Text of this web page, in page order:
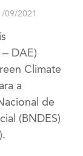
09/2021
DAE)
Climate
a
de
(BNDES)